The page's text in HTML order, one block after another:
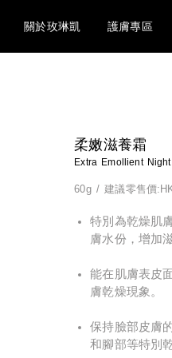
關於玫琳凱 護膚專區
柔嫩滋養霜
Extra Emollient
60g/ 建議零售價
特別為乾燥肌
膚水份，增加
能在肌膚表皮
膚乾燥現象。
保持臉部皮膚
和腳部等特別